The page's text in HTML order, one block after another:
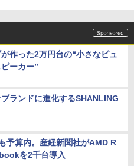
作った2万円台の“小さなピュ
ーカー”
ランドに進化するSHANLING
予算内。産経新聞社がAMD R
を2千台導入